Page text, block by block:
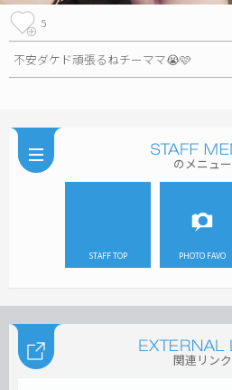
5
不安ダケド頑張るねチーママ😭🩷
のメニュー
STAFF TOP PHOTO FAVO
関連リンク